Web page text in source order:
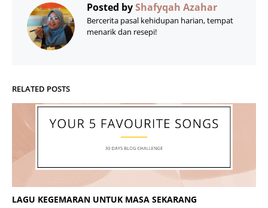
Posted byShafyqah Azahar
Bercerita pasal kehidupan harian, tempat
menarik dan resepi!
RELATED POSTS
LAGU KEGEMARAN UNTUK MASA SEKARANG